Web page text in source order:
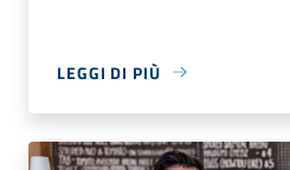
LEGGI DI PIÙ